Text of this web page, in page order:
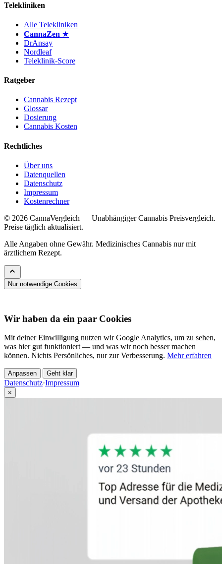
Telekliniken
Alle Telekliniken
CannaZen ★
DrAnsay
Nordleaf
Teleklinik-Score
Ratgeber
Cannabis Rezept
Glossar
Dosierung
Cannabis Kosten
Rechtliches
Über uns
Datenquellen
Datenschutz
Impressum
Kostenrechner
© 2026 CannaVergleich — Unabhängiger Cannabis Preisvergleich.
Preise täglich aktualisiert.
Alle Angaben ohne Gewähr. Medizinisches Cannabis nur mit
ärztlichem Rezept.
Nur notwendige Cookies
Wir haben da ein paar Cookies
Mit deiner Einwilligung nutzen wir Google Analytics, um zu sehen,
was hier gut funktioniert — und was wir noch besser machen
können. Nichts Persönliches, nur zur Verbesserung. Mehr erfahren
Anpassen Geht klar
Datenschutz·Impressum
×